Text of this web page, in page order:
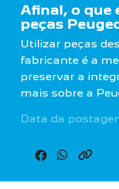
Afinal, o que
peças
Utilizar peças
fabricante é a
preservar a
mais sobre a
Data da